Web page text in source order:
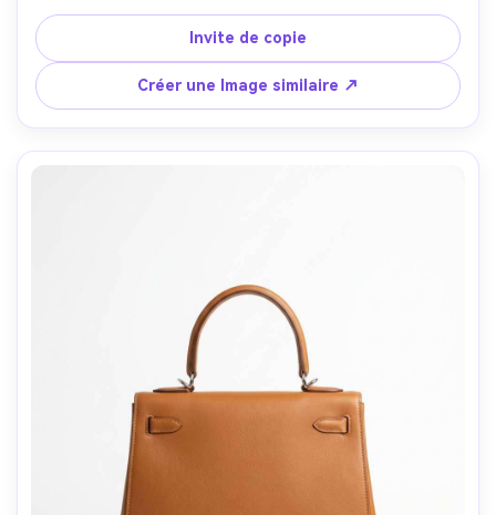
légèrement gracieuse, sac parfaitement propre et
tranchant, tiré sur Sony A7IV, 35 mm, f/2.8, texture de rue
réaliste, tons atténués, haut de gamme sensation de
campagne- -ar 4:5
Invite de copie
Créer une Image similaire ↗